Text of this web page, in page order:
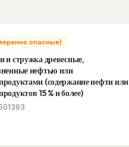
опасные)
и стружка древесные,
нефтью или
(содержание нефти или
15 % и более)